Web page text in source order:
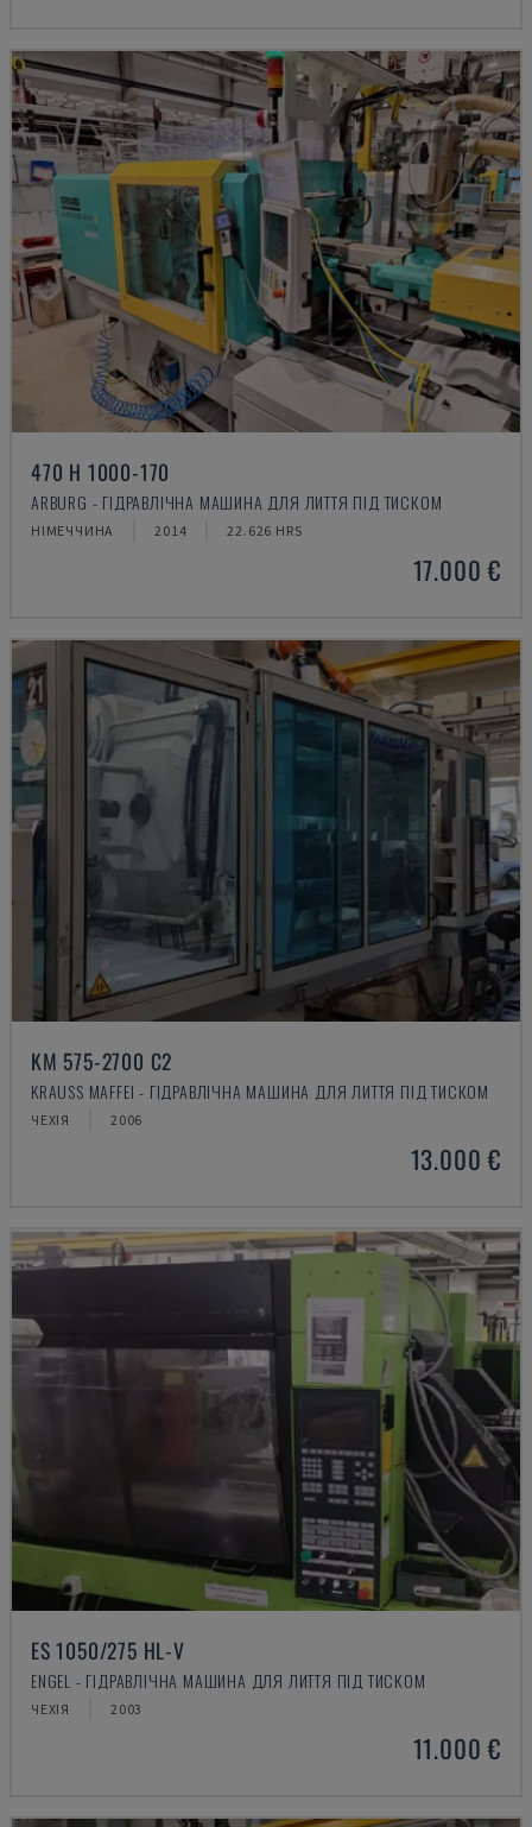
470 H 1000-170
ARBURG - ГІДРАВЛІЧНА МАШИНА ДЛЯ ЛИТТЯ ПІД ТИСКОМ
НІМЕЧЧИНА 2014 22.626 HRS
17.000 €
KM 575-2700 C2
KRAUSS MAFFEI - ГІДРАВЛІЧНА МАШИНА ДЛЯ ЛИТТЯ ПІД ТИСКОМ
ЧЕХІЯ 2006
13.000 €
ES 1050/275 HL-V
ENGEL - ГІДРАВЛІЧНА МАШИНА ДЛЯ ЛИТТЯ ПІД ТИСКОМ
ЧЕХІЯ 2003
11.000 €